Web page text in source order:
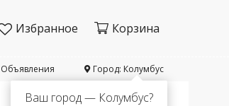
Избранное Корзина
Город: Колумбус
Ваш город — Колумбус?
Объявления